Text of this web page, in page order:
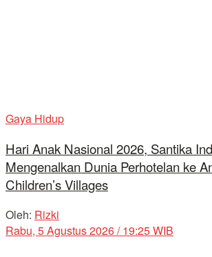
Gaya Hidup
Hari Anak Nasional 2026, Santika
Mengenalkan Dunia Perhotelan ke
Children’s Villages
Oleh: Rizki
Rabu, 5 Agustus 2026 / 19:25 WIB